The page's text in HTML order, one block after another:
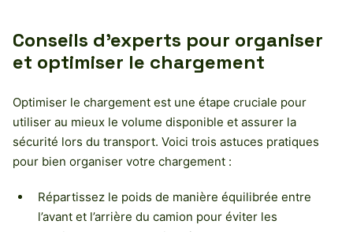
Conseils d’experts pour organiser
et optimiser le chargement
Optimiser le chargement est une étape cruciale pour
utiliser au mieux le volume disponible et assurer la
sécurité lors du transport. Voici trois astuces pratiques
pour bien organiser votre chargement :
Répartissez le poids de manière équilibrée entre
l’avant et l’arrière du camion pour éviter les